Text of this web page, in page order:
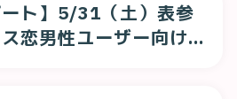
ート】5/31（土）表参
恋男性ユーザー向け